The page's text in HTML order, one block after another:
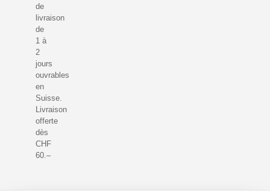
de
livraison
de
1 à
2
jours
ouvrables
en
Suisse.
Livraison
offerte
dès
CHF
60.–